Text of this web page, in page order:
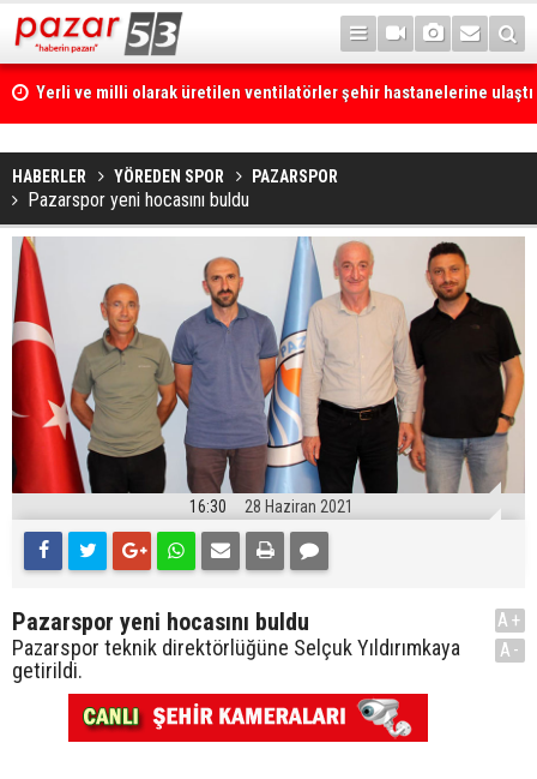
Yerli ve milli olarak üretilen ventilatörler şehir hastanelerine ulaştı
HABERLER YÖREDEN SPOR PAZARSPOR
Pazarspor yeni hocasını buldu
16:30 28 Haziran 2021
Pazarspor yeni hocasını buldu
Pazarspor teknik direktörlüğüne Selçuk Yıldırımkaya
getirildi.
A+
A-